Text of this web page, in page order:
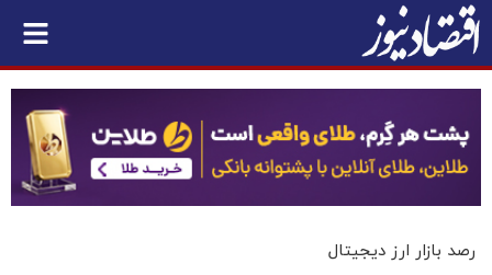
رصد بازار ارز دیجیتال